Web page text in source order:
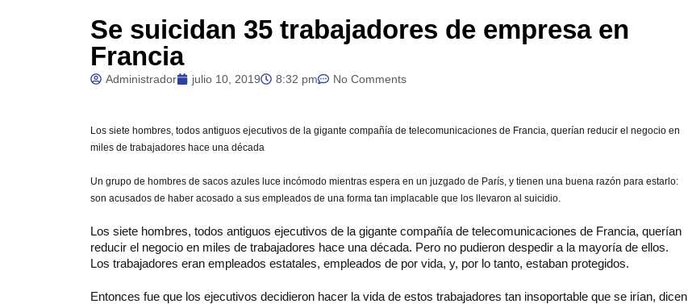
Se suicidan 35 trabajadores de empresa en
Francia
Administrador julio 10, 2019 8:32 pm No Comments
Los siete hombres, todos antiguos ejecutivos de la gigante compañía de telecomunicaciones de Francia, querían reducir el negocio en
miles de trabajadores hace una década
Un grupo de hombres de sacos azules luce incómodo mientras espera en un juzgado de París, y tienen una buena razón para estarlo:
son acusados de haber acosado a sus empleados de una forma tan implacable que los llevaron al suicidio.
Los siete hombres, todos antiguos ejecutivos de la gigante compañía de telecomunicaciones de Francia, querían
reducir el negocio en miles de trabajadores hace una década. Pero no pudieron despedir a la mayoría de ellos.
Los trabajadores eran empleados estatales, empleados de por vida, y, por lo tanto, estaban protegidos.
Entonces fue que los ejecutivos decidieron hacer la vida de estos trabajadores tan insoportable que se irían, dicen